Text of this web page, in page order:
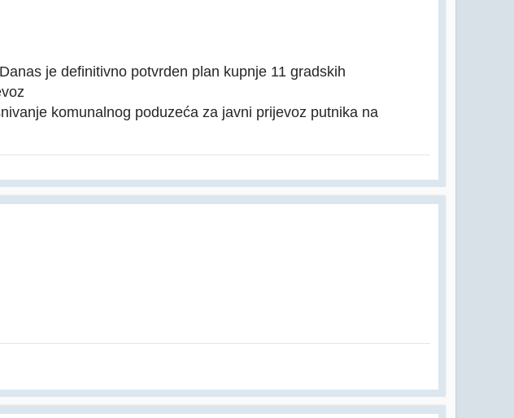
je definitivno potvrden plan kupnje 11 gradskih
komunalnog poduzeća za javni prijevoz putnika na